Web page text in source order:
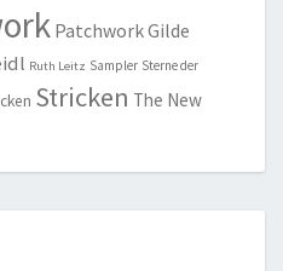
Patchwork Gilde
Ruth Leitz Sampler Sterne der
Stricken The New